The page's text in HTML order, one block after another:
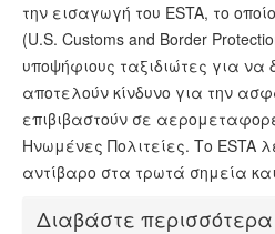
την εισαγωγή του ESTA, το
(U.S. Customs and Border
υποψήφιους ταξιδιώτες για να
αποτελούν κίνδυνο για την
επιβιβαστούν σε
Ηνωμένες Πολιτείες. Το ESTA
αντίβαρο στα τρωτά σημεία
Διαβάστε περισσότερα